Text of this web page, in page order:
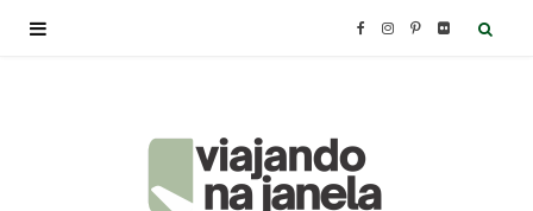
e
I P F